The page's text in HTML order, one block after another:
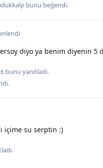
bunu beğendi.
diyo ya benim diyenin 5
bunu yanıtladı.
.
içime su serptin :)